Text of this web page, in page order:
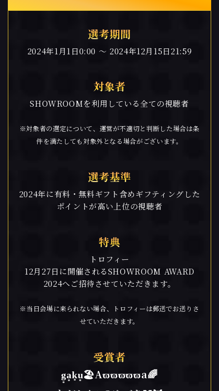
選考期間
2024年1月1日0:00 〜 2024年12月15日21:59
対象者
SHOWROOMを利用している全ての視聴者
※対象者の選定について、運営が不適切と判断した場合は条
件を満たしても対象外となる場合がございます。
選考基準
2024年に有料・無料ギフト含めギフティングした
ポイントが高い上位の視聴者
特典
トロフィー
12月27日に開催されるSHOWROOM AWARD
2024へご招待させていただきます。
※当日会場に来られない場合、トロフィーは郵送でお送りさ
せていただきます。
受賞者
g͙a͙k͙u͙🏖Aϖϖϖϖϖa🌈